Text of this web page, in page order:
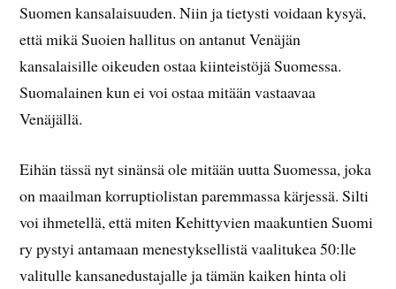
Suomen kansalaisuuden. Niin ja tietysti voidaan kysyä,
että mikä Suoien hallitus on antanut Venäjän
kansalaisille oikeuden ostaa kiinteistöjä Suomessa.
Suomalainen kun ei voi ostaa mitään vastaavaa
Venäjällä.
Eihän tässä nyt sinänsä ole mitään uutta Suomessa, joka
on maailman korruptiolistan paremmassa kärjessä. Silti
voi ihmetellä, että miten Kehittyvien maakuntien Suomi
ry pystyi antamaan menestyksellistä vaalitukea 50:lle
valitulle kansanedustajalle ja tämän kaiken hinta oli